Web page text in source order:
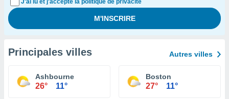
J'ai lu et j'accepte la politique de privacité
Principales villes Autres villes
Ashbourne
26° 11°
Boston
27° 11°